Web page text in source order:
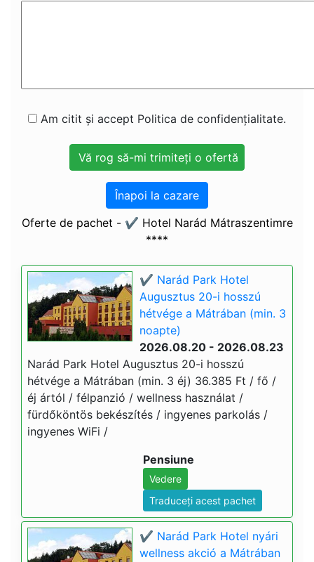
Am citit și accept Politica de confidențialitate.
Înapoi la cazare
Oferte de pachet - ✔️ Hotel Narád Mátraszentimre
****
✔️ Narád Park Hotel
Augusztus 20-i hosszú
hétvége a Mátrában (min. 3
noapte)
2026.08.20 - 2026.08.23
Narád Park Hotel Augusztus 20-i hosszú
hétvége a Mátrában (min. 3 éj) 36.385 Ft / fő /
éj ártól / félpanzió / wellness használat /
fürdőköntös bekészítés / ingyenes parkolás /
ingyenes WiFi /
Pensiune
Vedere
Traduceți acest pachet
✔️ Narád Park Hotel nyári
wellness akció a Mátrában